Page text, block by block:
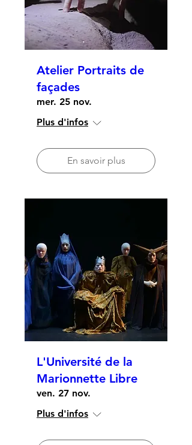
Atelier Portraits de
façades
mer. 25 nov.
Plus d'infos
En savoir plus
L'Université de la
Marionnette Libre
ven. 27 nov.
Plus d'infos